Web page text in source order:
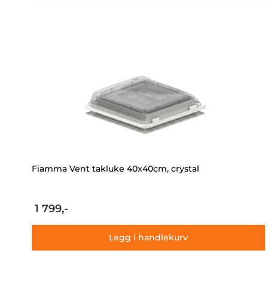
Fiamma Vent takluke 40x40cm, crystal
1 799,-
Legg i handlekurv